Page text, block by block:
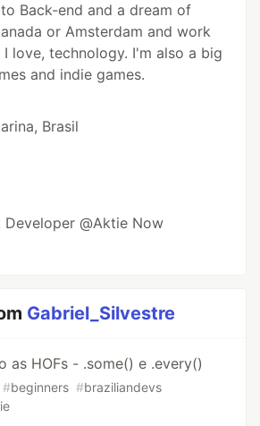
Back-end and a dream of
or Amsterdam and work
love, technology. I'm also a big
and indie games.
Brasil
Developer @Aktie Now
Gabriel_Silvestre
as HOFs - .some() e .every()
#beginners #braziliandevs